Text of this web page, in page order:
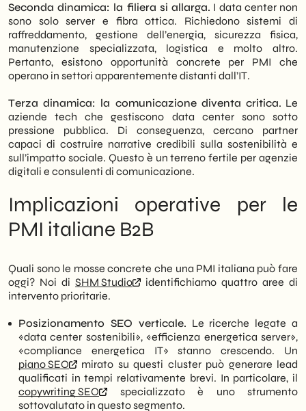
Seconda dinamica: la filiera si allarga. I data center non
sono solo server e fibra ottica. Richiedono sistemi di
raffreddamento, gestione dell’energia, sicurezza fisica,
manutenzione specializzata, logistica e molto altro.
Pertanto, esistono opportunità concrete per PMI che
operano in settori apparentemente distanti dall’IT.
Terza dinamica: la comunicazione diventa critica. Le
aziende tech che gestiscono data center sono sotto
pressione pubblica. Di conseguenza, cercano partner
capaci di costruire narrative credibili sulla sostenibilità e
sull’impatto sociale. Questo è un terreno fertile per agenzie
digitali e consulenti di comunicazione.
Implicazioni operative per le
PMI italiane B2B
Quali sono le mosse concrete che una PMI italiana può fare
oggi? Noi di SHM Studio
identifichiamo quattro aree di
intervento prioritarie.
Posizionamento SEO verticale. Le ricerche legate a
«data center sostenibili», «efficienza energetica server»,
«compliance energetica IT» stanno crescendo. Un
piano SEO
mirato su questi cluster può generare lead
qualificati in tempi relativamente brevi. In particolare, il
copywriting SEO
specializzato è uno strumento
sottovalutato in questo segmento.